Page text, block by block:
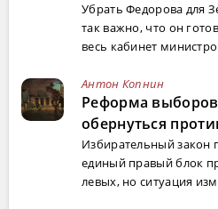
Убрать Федорова для
так важно, что он
весь кабинет
Антон Копнин
Реформа
обернуться
Избирательный закон
единый правый блок
левых, но ситуация